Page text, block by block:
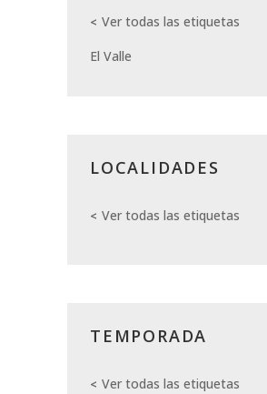
Ver todas las etiquetas
El Valle
LOCALIDADES
Ver todas las etiquetas
TEMPORADA
Ver todas las etiquetas